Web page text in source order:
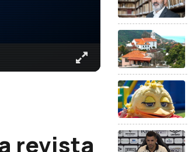
revista